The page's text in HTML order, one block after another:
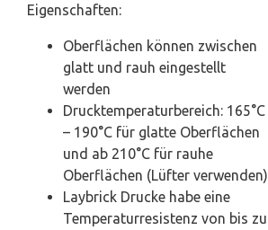
Eigenschaften:
Oberflächen können zwischen
glatt und rauh eingestellt
werden
Drucktemperaturbereich: 165°C
– 190°C für glatte Oberflächen
und ab 210°C für rauhe
Oberflächen (Lüfter verwenden)
Laybrick Drucke habe eine
Temperaturresistenz von bis zu